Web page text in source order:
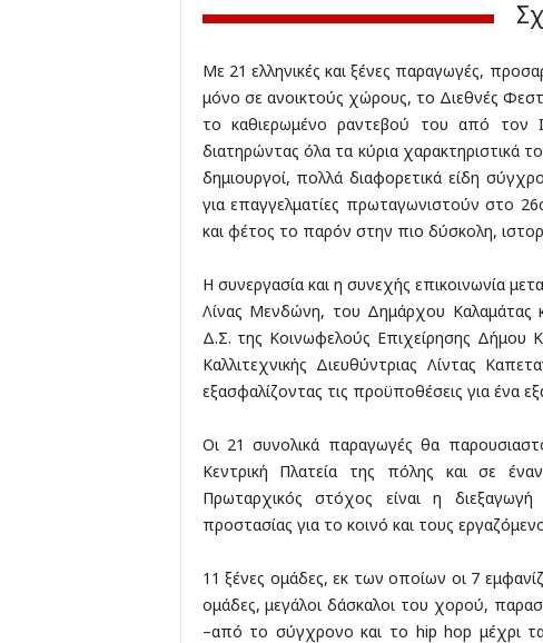
Με 21 ελληνικές και ξένες παραγωγές,
μόνο σε ανοικτούς χώρους, το Διεθνές
το καθιερωμένο ραντεβού του από τον
διατηρώντας όλα τα κύρια χαρακτηριστικά
δημιουργοί, πολλά διαφορετικά είδη
για επαγγελματίες πρωταγωνιστούν στο
και φέτος το παρόν στην πιο δύσκολη,
Η συνεργασία και η συνεχής επικοινωνία
Λίνας Μενδώνη, του Δημάρχου
Δ.Σ. της Κοινωφελούς Επιχείρησης Δήμου
Καλλιτεχνικής Διευθύντριας Λίντας
εξασφαλίζοντας τις προϋποθέσεις για ένα
Οι 21 συνολικά παραγωγές θα
Κεντρική Πλατεία της πόλης και σε
Πρωταρχικός στόχος είναι η
προστασίας για το κοινό και τους
11 ξένες ομάδες, εκ των οποίων οι 7
ομάδες, μεγάλοι δάσκαλοι του χορού,
–από το σύγχρονο και το hip hop μέχρι τα